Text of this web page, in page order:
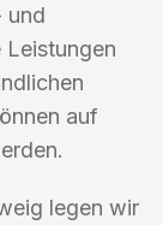
und
auf
legen wir